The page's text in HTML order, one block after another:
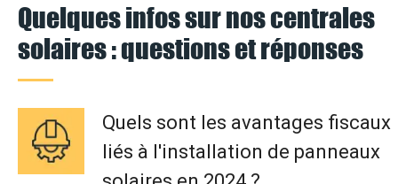
Quelques infos sur nos centrales
solaires : questions et réponses
Quels sont les avantages fiscaux
liés à l'installation de panneaux